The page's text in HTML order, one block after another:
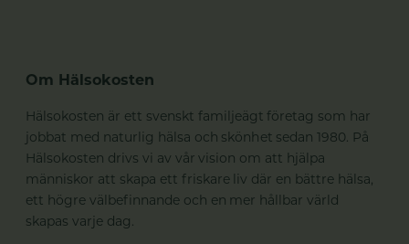
Om Hälsokosten
Hälsokosten är ett svenskt familjeägt företag som har
jobbat med naturlig hälsa och skönhet sedan 1980. På
Hälsokosten drivs vi av vår vision om att hjälpa
människor att skapa ett friskare liv där en bättre hälsa,
ett högre välbefinnande och en mer hållbar värld
skapas varje dag.